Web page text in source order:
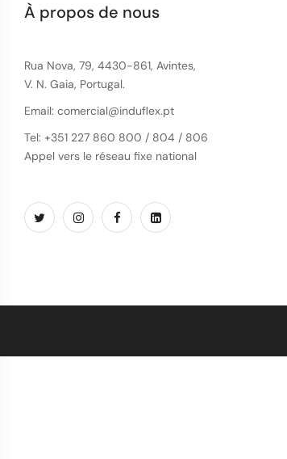
À propos de nous
Rua Nova, 79, 4430-861, Avintes,
V. N. Gaia, Portugal.
Email: comercial@induflex.pt
Tel: +351 227 860 800 / 804 / 806
Appel vers le réseau fixe national